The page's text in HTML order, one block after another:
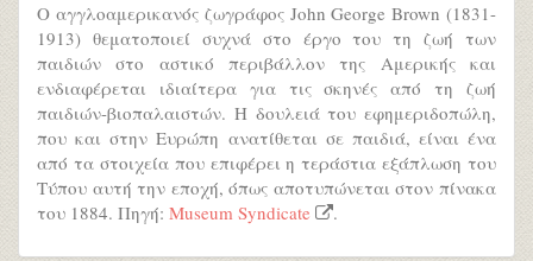
Ο αγγλοαμερικανός ζωγράφος John George Brown (1831-
1913) θεματοποιεί συχνά στο έργο του τη ζωή των
παιδιών στο αστικό περιβάλλον της Αμερικής και
ενδιαφέρεται ιδιαίτερα για τις σκηνές από τη ζωή
παιδιών-βιοπαλαιστών. Η δουλειά του εφημεριδοπώλη,
που και στην Ευρώπη ανατίθεται σε παιδιά, είναι ένα
από τα στοιχεία που επιφέρει η τεράστια εξάπλωση του
Τύπου αυτή την εποχή, όπως αποτυπώνεται στον πίνακα
του 1884. Πηγή: Museum Syndicate .